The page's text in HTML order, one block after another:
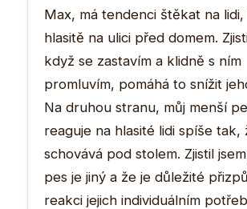
Max, má tendenci štěkat na
hlasitě na ulici před domem.
když se zastavím a klidně s ním
promluvím, pomáhá to snížit
Na druhou stranu, můj menší
reaguje na hlasité lidi spíše tak,
schovává pod stolem. Zjistil
pes je jiný a že je důležité
reakci jejich individuálním